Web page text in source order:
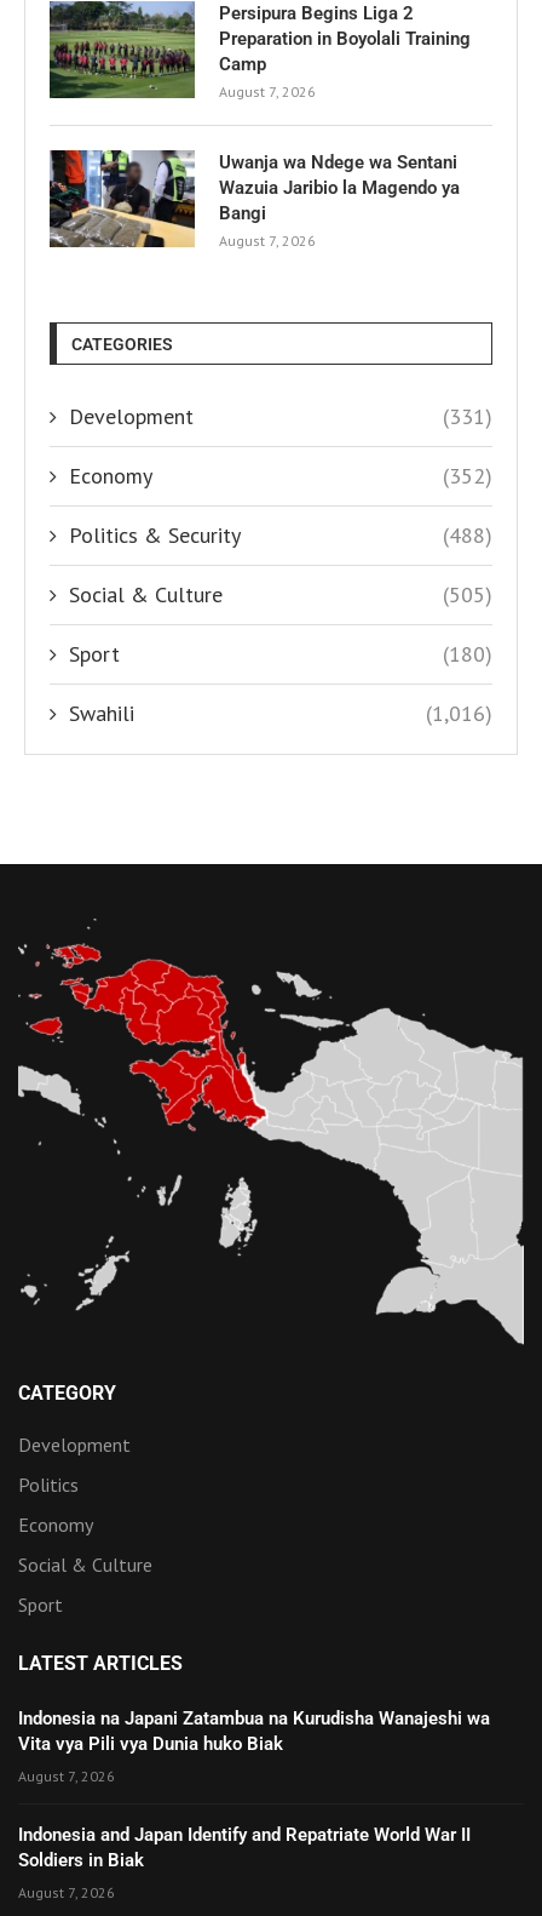
Persipura Begins Liga 2
Preparation in Boyolali Training
Camp
August 7, 2026
Uwanja wa Ndege wa Sentani
Wazuia Jaribio la Magendo ya
Bangi
August 7, 2026
CATEGORIES
Development (331)
Economy (352)
Politics & Security (488)
Social & Culture (505)
Sport (180)
Swahili (1,016)
CATEGORY
Development
Politics
Economy
Social & Culture
Sport
LATEST ARTICLES
Indonesia na Japani Zatambua na Kurudisha Wanajeshi wa
Vita vya Pili vya Dunia huko Biak
August 7, 2026
Indonesia and Japan Identify and Repatriate World War II
Soldiers in Biak
August 7, 2026